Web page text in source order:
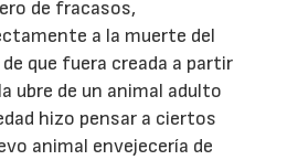
de fracasos,
a la muerte del
que fuera creada a partir
ubre de un animal adulto
hizo pensar a ciertos
animal envejecería de